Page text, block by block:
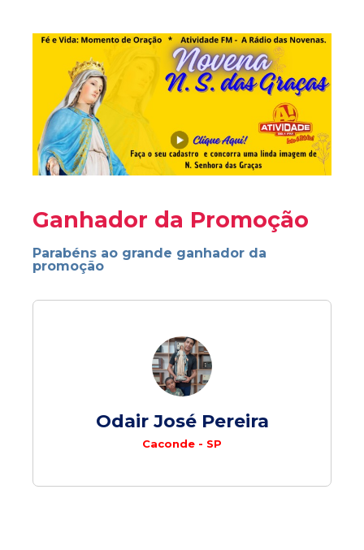
Ganhador da Promoção
Parabéns ao grande ganhador da
promoção
Odair José Pereira
Caconde - SP